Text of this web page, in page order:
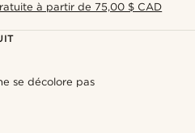
à partir de 75,00 $ CAD
se décolore pas